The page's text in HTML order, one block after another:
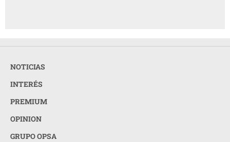
NOTICIAS
INTERÉS
PREMIUM
OPINION
GRUPO OPSA